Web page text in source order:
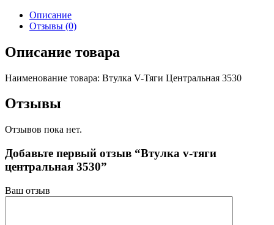
Описание
Отзывы (0)
Описание товара
Наименование товара: Втулка V-Тяги Центральная 3530
Отзывы
Отзывов пока нет.
Добавьте первый отзыв “Втулка v-тяги
центральная 3530”
Ваш отзыв